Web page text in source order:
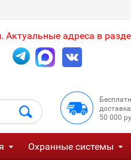
адреса в
50 000
Охранные системы